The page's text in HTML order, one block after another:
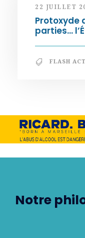
22 JUILLET
Protoxyde
parties…
FLASH
Notre